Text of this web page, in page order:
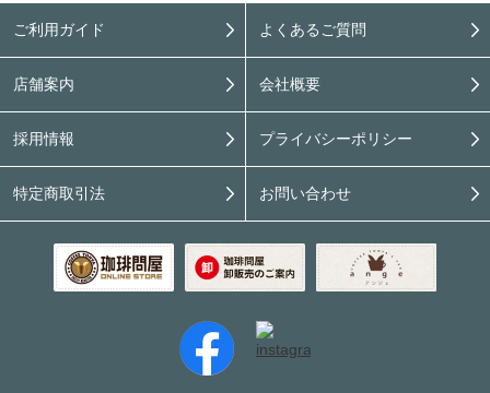
ご利用ガイド よくあるご質問
店舗案内 会社概要
採用情報 プライバシーポリシー
特定商取引法 お問い合わせ